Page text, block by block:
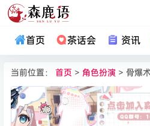
首页 茶话会 资讯
当前位置： 首页 > 角色扮演 > 骨爆